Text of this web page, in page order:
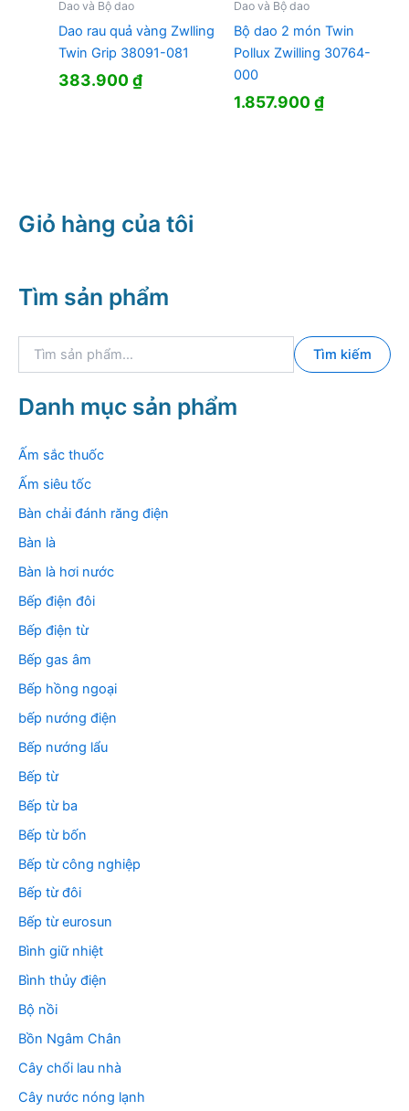
Dao và Bộ dao
Dao rau quả vàng Zwlling
Twin Grip 38091-081
383.900₫
Dao và Bộ dao
Bộ dao 2 món Twin
Pollux Zwilling 30764-
000
1.857.900₫
Giỏ hàng của tôi
Tìm sản phẩm
k
i
m
Tìm kiếm
Danh mục sản phẩm
Ấm sắc thuốc
Ấm siêu tốc
Bàn chải đánh răng điện
Bàn là
Bàn là hơi nước
Bếp điện đôi
Bếp điện từ
Bếp gas âm
Bếp hồng ngoại
bếp nướng điện
Bếp nướng lẩu
Bếp từ
Bếp từ ba
Bếp từ bốn
Bếp từ công nghiệp
Bếp từ đôi
Bếp từ eurosun
Bình giữ nhiệt
Bình thủy điện
Bộ nồi
Bồn Ngâm Chân
Cây chổi lau nhà
Cây nước nóng lạnh